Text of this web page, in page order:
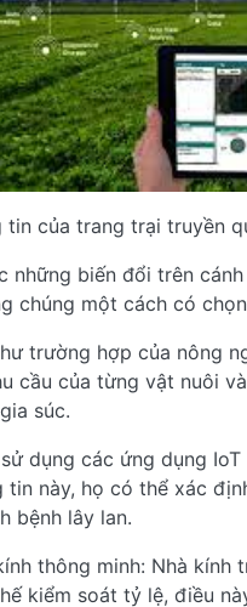
tin của trang trại truyền
những biến đổi trên
chúng một cách có
trường hợp của nông
cầu của từng vật nuôi
súc.
dụng các ứng dụng
tin này, họ có thể xác
bệnh lây lan.
thông minh: Nhà
kiểm soát tỷ lệ, điều